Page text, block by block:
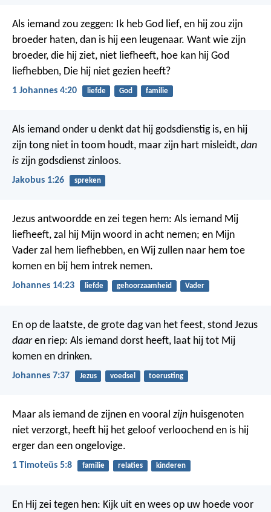
Als iemand zou zeggen: Ik heb God lief, en hij zou zijn
broeder haten, dan is hij een leugenaar. Want wie zijn
broeder, die hij ziet, niet liefheeft, hoe kan hij God
liefhebben, Die hij niet gezien heeft?
1 Johannes 4:20 liefde God familie
Als iemand onder u denkt dat hij godsdienstig is, en hij
zijn tong niet in toom houdt, maar zijn hart misleidt, dan
is zijn godsdienst zinloos.
Jakobus 1:26 spreken
Jezus antwoordde en zei tegen hem: Als iemand Mij
liefheeft, zal hij Mijn woord in acht nemen; en Mijn
Vader zal hem liefhebben, en Wij zullen naar hem toe
komen en bij hem intrek nemen.
Johannes 14:23 liefde gehoorzaamheid Vader
En op de laatste, de grote dag van het feest, stond Jezus
daaren riep: Als iemand dorst heeft, laat hij tot Mij
komen en drinken.
Johannes 7:37 Jezus voedsel toerusting
Maar als iemand de zijnen en vooral zijn huisgenoten
niet verzorgt, heeft hij het geloof verloochend en is hij
erger dan een ongelovige.
1 Timoteüs 5:8 familie relaties kinderen
En Hij zei tegen hen: Kijk uit en wees op uw hoede voor